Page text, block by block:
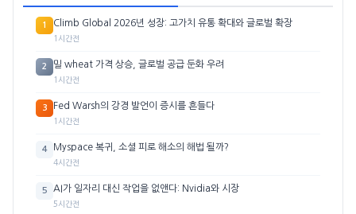
1 Climb Global 2026년 성장: 고가치 유통 확대와 글로벌 확장
1시간전
2 밀 wheat 가격 상승, 글로벌 공급 둔화 우려
1시간전
3 Fed Warsh의 강경 발언이 증시를 흔들다
1시간전
4 Myspace 복귀, 소셜 피로 해소의 해법 될까?
4시간전
5 AI가 일자리 대신 작업을 없앤다: Nvidia와 시장
5시간전